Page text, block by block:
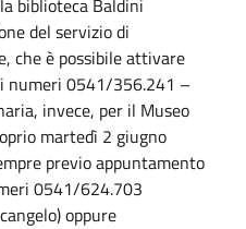
del servizio di
che è possibile attivare
numeri 0541/356.241 –
invece, per il Museo
martedì 2 giugno
previo appuntamento
0541/624.703
oppure